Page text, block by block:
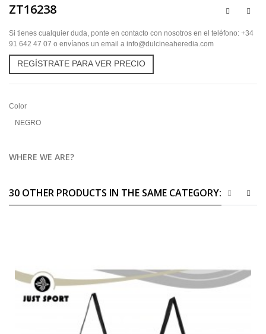
ZT16238
Si tienes cualquier duda, ponte en contacto con nosotros en el teléfono: +34
91 642 47 07 o envíanos un email a info@dulcineaheredia.com
REGÍSTRATE PARA VER PRECIO
Color
NEGRO
WHERE WE ARE?
30 OTHER PRODUCTS IN THE SAME CATEGORY: